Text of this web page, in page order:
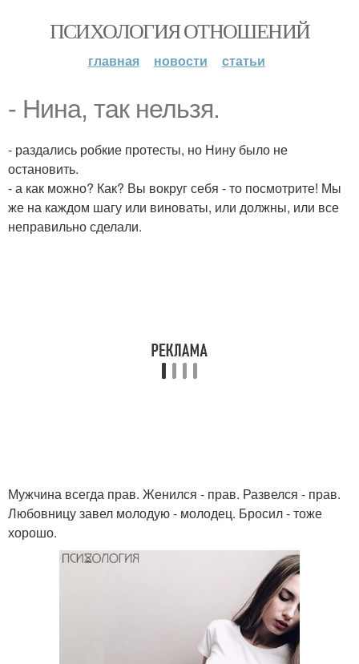
ПСИХОЛОГИЯ ОТНОШЕНИЙ
главная новости статьи
- Нина, так нельзя.
- раздались робкие протесты, но Нину было не
остановить.
- а как можно? Как? Вы вокруг себя - то посмотрите! Мы
же на каждом шагу или виноваты, или должны, или все
неправильно сделали.
Мужчина всегда прав. Женился - прав. Развелся - прав.
Любовницу завел молодую - молодец. Бросил - тоже
хорошо.